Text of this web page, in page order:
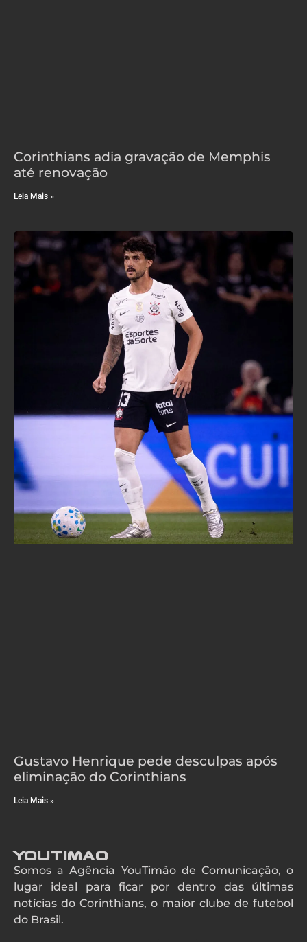
Corinthians adia gravação de Memphis
até renovação
Leia Mais »
Gustavo Henrique pede desculpas após
eliminação do Corinthians
Leia Mais »
YouTimao
Somos a Agência YouTimão de Comunicação, o
lugar ideal para ficar por dentro das últimas
notícias do Corinthians, o maior clube de futebol
do Brasil.